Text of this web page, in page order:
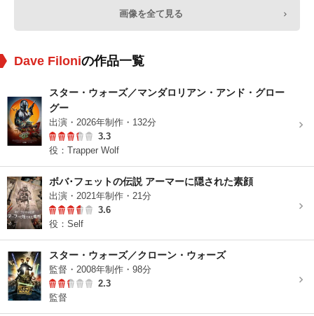
画像を全て見る
Dave Filoniの作品一覧
スター・ウォーズ／マンダロリアン・アンド・グロー
グー
出演・2026年制作・132分
3.3
役：Trapper Wolf
ボバ･フェットの伝説 アーマーに隠された素顔
出演・2021年制作・21分
3.6
役：Self
スター・ウォーズ／クローン・ウォーズ
監督・2008年制作・98分
2.3
監督